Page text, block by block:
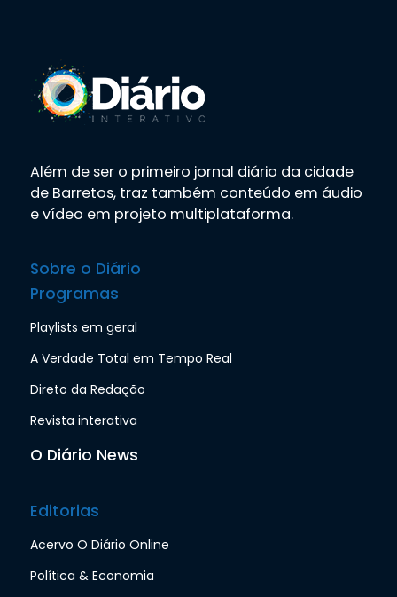
Além de ser o primeiro jornal diário da cidade
de Barretos, traz também conteúdo em áudio
e vídeo em projeto multiplataforma.
Sobre o Diário
Programas
Playlists em geral
A Verdade Total em Tempo Real
Direto da Redação
Revista interativa
O Diário News
Editorias
Acervo O Diário Online
Política & Economia